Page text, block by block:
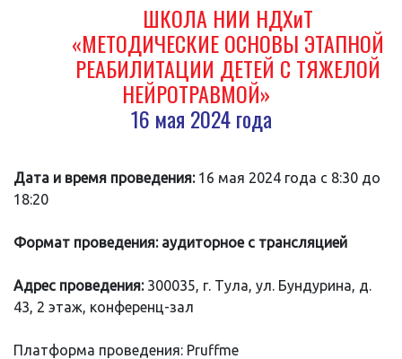
ШКОЛА НИИ НДХиТ
«МЕТОДИЧЕСКИЕ ОСНОВЫ ЭТАПНОЙ
РЕАБИЛИТАЦИИ ДЕТЕЙ С ТЯЖЕЛОЙ
НЕЙРОТРАВМОЙ»
16 мая 2024 года
Дата и время проведения:16 мая 2024 года с 8:30 до
18:20
Формат проведения: аудиторное с трансляцией
Адрес проведения:300035, г. Тула, ул. Бундурина, д.
43, 2 этаж, конференц-зал
Платформа проведения: Pruffme